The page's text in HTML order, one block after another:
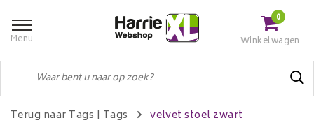
Menu
0
Winkelwagen
Terug naar Tags | Tags velvet stoel zwart